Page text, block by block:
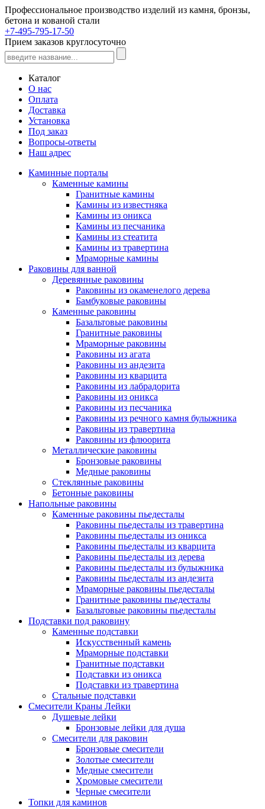
Профессиональное производство изделий из камня, бронзы,
бетона и кованой стали
+7-495-795-17-50
Прием заказов круглосуточно
Каталог
О нас
Оплата
Доставка
Установка
Под заказ
Вопросы-ответы
Наш адрес
Каминные порталы
Каменные камины
Гранитные камины
Камины из известняка
Камины из оникса
Камины из песчаника
Камины из стеатита
Камины из травертина
Мраморные камины
Раковины для ванной
Деревянные раковины
Раковины из окаменелого дерева
Бамбуковые раковины
Каменные раковины
Базальтовые раковины
Гранитные раковины
Мраморные раковины
Раковины из агата
Раковины из андезита
Раковины из кварцита
Раковины из лабрадорита
Раковины из оникса
Раковины из песчаника
Раковины из речного камня булыжника
Раковины из травертина
Раковины из флюорита
Металлические раковины
Бронзовые раковины
Медные раковины
Стеклянные раковины
Бетонные раковины
Напольные раковины
Каменные раковины пьедесталы
Раковины пьедесталы из травертина
Раковины пьедесталы из оникса
Раковины пьедесталы из кварцита
Раковины пьедесталы из дерева
Раковины пьедесталы из булыжника
Раковины пьедесталы из андезита
Мраморные раковины пьедесталы
Гранитные раковины пьедесталы
Базальтовые раковины пьедесталы
Подставки под раковину
Каменные подставки
Искусственный камень
Мраморные подставки
Гранитные подставки
Подставки из оникса
Подставки из травертина
Стальные подставки
Смесители Краны Лейки
Душевые лейки
Бронзовые лейки для душа
Смесители для раковин
Бронзовые смесители
Золотые смесители
Медные смесители
Хромовые смесители
Черные смесители
Топки для каминов